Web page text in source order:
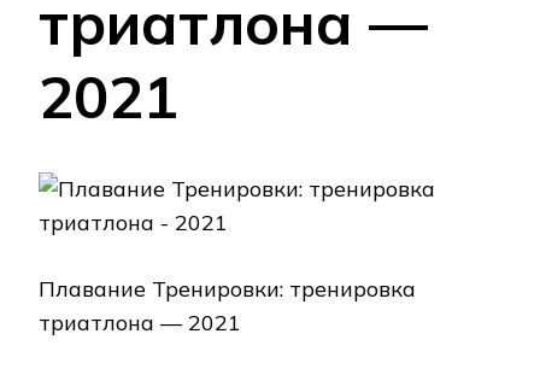
триатлона —
2021
Плавание Тренировки: тренировка
триатлона — 2021